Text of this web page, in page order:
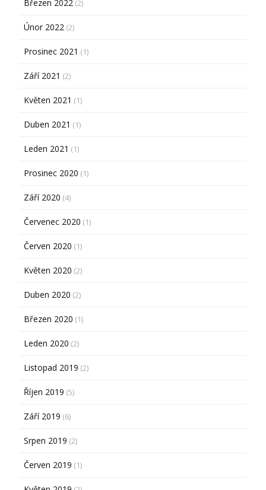
Březen 2022 (2)
Únor 2022 (2)
Prosinec 2021 (1)
Září 2021 (2)
Květen 2021 (1)
Duben 2021 (1)
Leden 2021 (1)
Prosinec 2020 (1)
Září 2020 (4)
Červenec 2020 (1)
Červen 2020 (1)
Květen 2020 (2)
Duben 2020 (2)
Březen 2020 (1)
Leden 2020 (2)
Listopad 2019 (2)
Říjen 2019 (5)
Září 2019 (6)
Srpen 2019 (2)
Červen 2019 (1)